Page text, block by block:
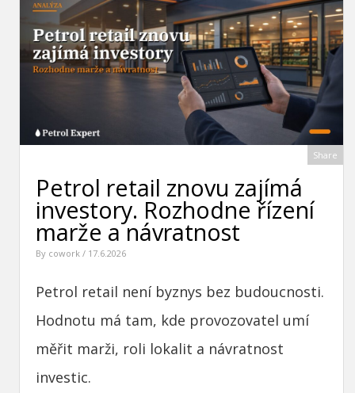
Share
Petrol retail znovu zajímá
investory. Rozhodne řízení
marže a návratnost
By cowork / 17.6.2026
Petrol retail není byznys bez budoucnosti.
Hodnotu má tam, kde provozovatel umí
měřit marži, roli lokalit a návratnost
investic.